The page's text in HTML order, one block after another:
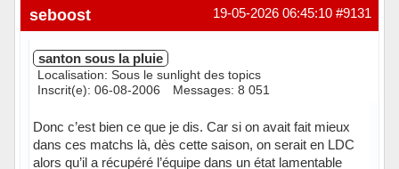
En ligne #9131
19-05-2026 06:45:10
seboost
santon sous la pluie
Localisation: Sous le sunlight des topics
Inscrit(e): 06-08-2006
Messages: 8 051
Donc c’est bien ce que je dis. Car si on avait fait mieux
dans ces matchs là, dès cette saison, on serait en LDC
alors qu’il a récupéré l’équipe dans un état lamentable